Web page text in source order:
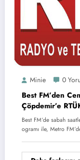
Minie 0
Best FM’den
Çöpdemir’e
Best FM‘de sabah
ogramı ile, Metro